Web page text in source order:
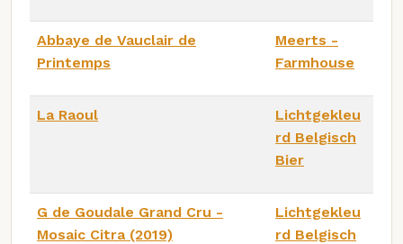
Abbaye de Vauclair de
Printemps
Meerts -
Farmhouse
La Raoul
Lichtgekleu
rd Belgisch
Bier
G de Goudale Grand Cru -
Mosaic Citra (2019)
Lichtgekleu
rd Belgisch